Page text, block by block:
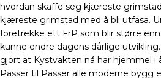
hvordan skaffe seg kjæreste
kjæreste grimstad med å bli utfasa.
foretrekke ett FrP som blir større
kunne endre dagens dårlige
gjort at Kystvakten nå har hjemmel i
Passer til Passer alle moderne bygg